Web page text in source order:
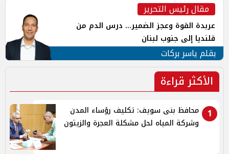
مقال رئيس التحرير
عربدة القوة وعجز الضمير... درس الدم من
قلنديا إلى جنوب لبنان
بقلم ياسر بركات
الأكثر قراءة
1
محافظ بنى سويف: تكليف رؤساء المدن
وشركة المياه لحل مشكلة العجرة والزيتون